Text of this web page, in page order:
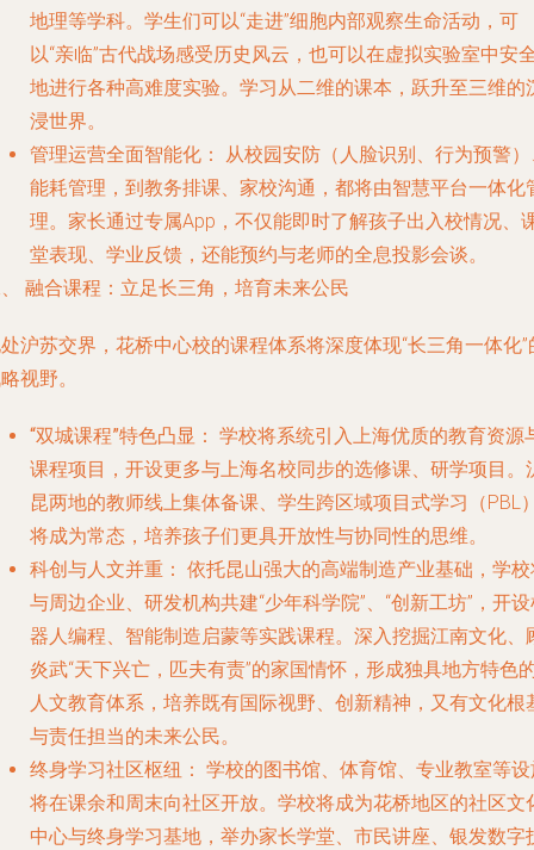
地理等学科。学生们可以“走进”细胞内部观察生命活动，可
以“亲临”古代战场感受历史风云，也可以在虚拟实验室中安
地进行各种高难度实验。学习从二维的课本，跃升至三维的
浸世界。
管理运营全面智能化：
从校园安防（人脸识别、行为预警
能耗管理，到教务排课、家校沟通，都将由智慧平台一体化
理。家长通过专属App，不仅能即时了解孩子出入校情况、
堂表现、学业反馈，还能预约与老师的全息投影会谈。
融合课程：立足长三角，培育未来公民
沪苏交界，花桥中心校的课程体系将深度体现“长三角一体化”
视野。
“双城课程”特色凸显： 学校将系统引入上海优质的教育资源
课程项目，开设更多与上海名校同步的选修课、研学项目。
昆两地的教师线上集体备课、学生跨区域项目式学习（PBL
将成为常态，培养孩子们更具开放性与协同性的思维。
科创与人文并重： 依托昆山强大的高端制造产业基础，学
与周边企业、研发机构共建“少年科学院”、“创新工坊”，开
器人编程、智能制造启蒙等实践课程。深入挖掘江南文化、
炎武“天下兴亡，匹夫有责”的家国情怀，形成独具地方特色
人文教育体系，培养既有国际视野、创新精神，又有文化根
与责任担当的未来公民。
终身学习社区枢纽： 学校的图书馆、体育馆、专业教室等
将在课余和周末向社区开放。学校将成为花桥地区的社区文
中心与终身学习基地，举办家长学堂、市民讲座、银发数字